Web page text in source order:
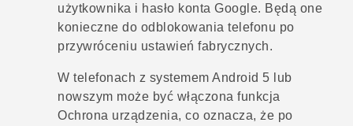
użytkownika i hasło konta Google. Będą one
konieczne do odblokowania telefonu po
przywróceniu ustawień fabrycznych.
W telefonach z systemem Android 5 lub
nowszym może być włączona funkcja
Ochrona urządzenia, co oznacza, że po